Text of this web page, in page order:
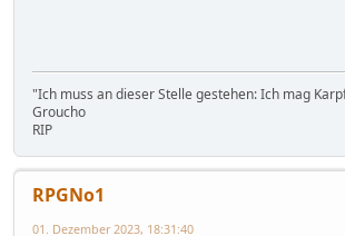
"Ich muss an dieser Stelle gestehen: Ich mag
Groucho
RIP
RPGNo1
01. Dezember 2023, 18:31:40